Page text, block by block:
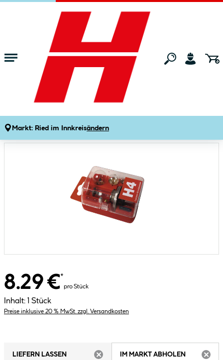
Zum Hauptinhalt springen
Markt: Ried im Innkreisändern
Freizeit Autozubehör Autolicht
Autolampen-Set H4 7-teilig
8.29 €*
pro Stück
Inhalt: 1 Stück
Preise inklusive 20 % MwSt. zzgl. Versandkosten
LIEFERN LASSEN
IM MARKT ABHOLEN